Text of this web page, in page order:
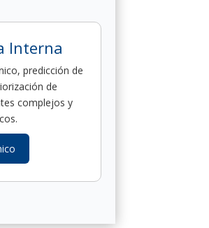
Interna
predicción de
de
complejos y